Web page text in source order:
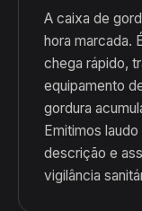
A caixa de
hora marcada.
chega rápido,
equipamento
gordura
Emitimos
descrição e
vigilância